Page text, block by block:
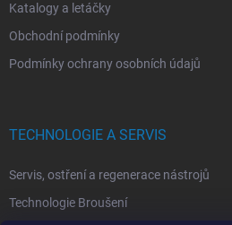
Katalogy a letáčky
Obchodní podmínky
Podmínky ochrany osobních údajů
TECHNOLOGIE A SERVIS
Servis, ostření a regenerace nástrojů
Technologie Broušení